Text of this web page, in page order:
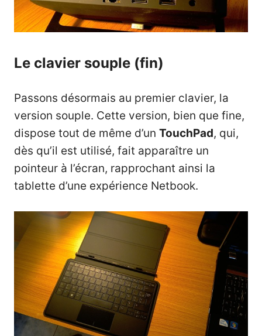
Le clavier souple (fin)
Passons désormais au premier clavier, la
version souple. Cette version, bien que fine,
dispose tout de même d’un TouchPad, qui,
dès qu’il est utilisé, fait apparaître un
pointeur à l’écran, rapprochant ainsi la
tablette d’une expérience Netbook.